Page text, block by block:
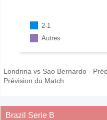
2-1
Autres
Londrina vs Sao Bernardo -
Prévision du Match
Brazil Serie B